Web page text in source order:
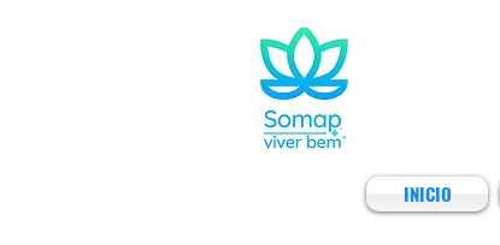
INICIO